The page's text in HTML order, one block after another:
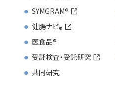
SYMGRAM
健腸ナビ
医食品
受託検査・受託研究
共同研究